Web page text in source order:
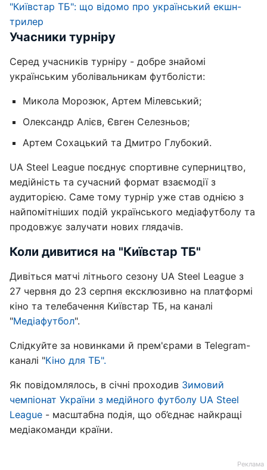
"Київстар ТБ": що відомо про український екшн-
трилер
Учасники турніру
Серед учасників турніру - добре знайомі
українським уболівальникам футболісти:
Микола Морозюк, Артем Мілевський;
Олександр Алієв, Євген Селезньов;
Артем Сохацький та Дмитро Глубокий.
UA Steel League поєднує спортивне суперництво,
медійність та сучасний формат взаємодії з
аудиторією. Саме тому турнір уже став однією з
найпомітніших подій українського медіафутболу та
продовжує залучати нових глядачів.
Коли дивитися на "Київстар ТБ"
Дивіться матчі літнього сезону UA Steel League з
27 червня до 23 серпня ексклюзивно на платформі
кіно та телебачення Київстар ТБ, на каналі
"Медіафутбол".
Слідкуйте за новинками й прем'єрами в Telegram-
каналі "Кіно для ТБ".
Як повідомлялось, в січні проходив Зимовий
чемпіонат України з медійного футболу UA Steel
League - масштабна подія, що об’єднає найкращі
медіакоманди країни.